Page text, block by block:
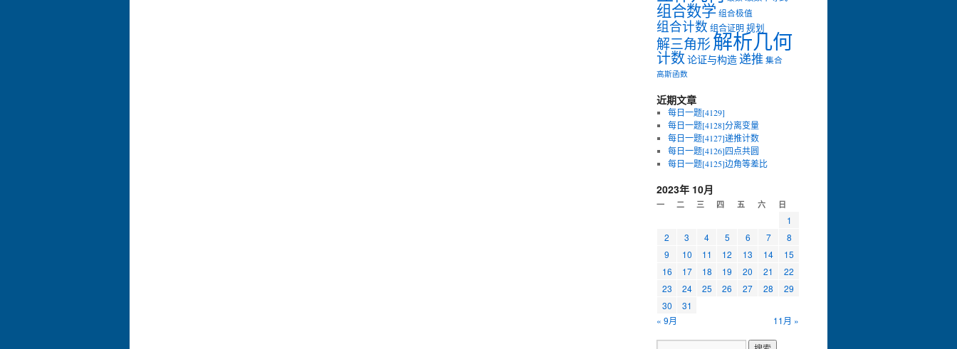
组合数学 组合极值
组合计数 组合证明规划
解三角形解析几何
计数 论证与构造递推 集合
高斯函数
近期文章
每日一题[4129]
每日一题[4128]分离变量
每日一题[4127]递推计数
每日一题[4126]四点共圆
每日一题[4125]边角等差比
2023年 10月
一 二 三 四 五 六 日
1
2
3 4 5 6 7
8
9
10 11 12 13 14
15
16
17 18 19 20 21
22
23
24 25 26 27 28
29
30
31
« 9月
11月 »